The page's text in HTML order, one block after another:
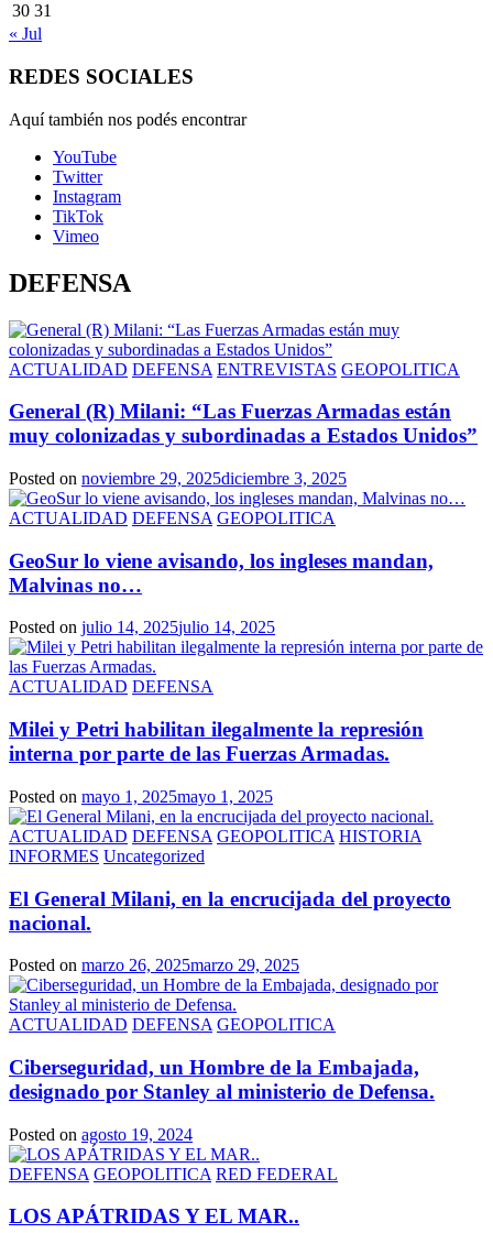
30 31
« Jul
REDES SOCIALES
Aquí también nos podés encontrar
YouTube
Twitter
Instagram
TikTok
Vimeo
DEFENSA
ACTUALIDAD DEFENSA ENTREVISTAS GEOPOLITICA
General (R) Milani: “Las Fuerzas Armadas están
muy colonizadas y subordinadas a Estados Unidos”
Posted on noviembre 29, 2025diciembre 3, 2025
ACTUALIDAD DEFENSA GEOPOLITICA
GeoSur lo viene avisando, los ingleses mandan,
Malvinas no…
Posted on julio 14, 2025julio 14, 2025
ACTUALIDAD DEFENSA
Milei y Petri habilitan ilegalmente la represión
interna por parte de las Fuerzas Armadas.
Posted on mayo 1, 2025mayo 1, 2025
ACTUALIDAD DEFENSA GEOPOLITICA HISTORIA
INFORMES Uncategorized
El General Milani, en la encrucijada del proyecto
nacional.
Posted on marzo 26, 2025marzo 29, 2025
ACTUALIDAD DEFENSA GEOPOLITICA
Ciberseguridad, un Hombre de la Embajada,
designado por Stanley al ministerio de Defensa.
Posted on agosto 19, 2024
DEFENSA GEOPOLITICA RED FEDERAL
LOS APÁTRIDAS Y EL MAR..